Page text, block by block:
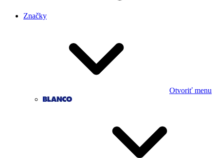
Značky
Otvoriť menu